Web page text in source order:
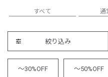
すべて 通
絞り込み
～30%OFF ～50%OFF